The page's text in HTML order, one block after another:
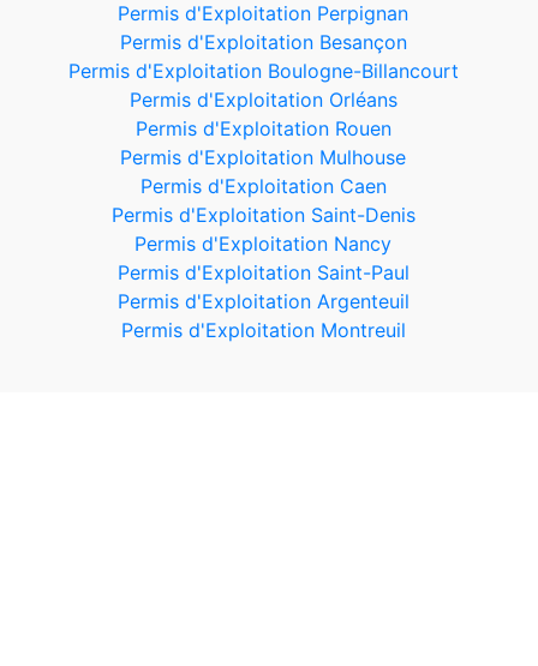
Permis d'Exploitation Perpignan
Permis d'Exploitation Besançon
Permis d'Exploitation Boulogne-Billancourt
Permis d'Exploitation Orléans
Permis d'Exploitation Rouen
Permis d'Exploitation Mulhouse
Permis d'Exploitation Caen
Permis d'Exploitation Saint-Denis
Permis d'Exploitation Nancy
Permis d'Exploitation Saint-Paul
Permis d'Exploitation Argenteuil
Permis d'Exploitation Montreuil